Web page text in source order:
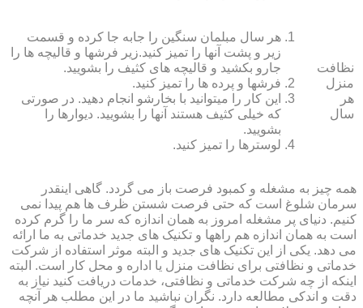
نظافت
منزل
هر
سال
هر سال مبلمان سنگین را جابه جا کرده و قسمت
زیر و پشت آنها را تمیز کنید.زیر فرش‏ها و قالیچه‏ ها را
جارو بکشید و قالیچه‏ های کثیف را بشویید.
فرش‏ها و پرده ‏ها را تمیز کنید.
این کار را می‏توانید با بخارشو انجام دهید. در صورتی
که خیلی کثیف هستند آنها را بشویید. دیوارها را
بشویید.
لوسترها را تمیز کنید.
همه چیز به مشغله و کمبود فرصت باز می گردد. گاهی اینقدر
سرمان شلوغ است که حتی فرصت شستن ظرف ها هم پیدا نمی
کنیم. دنیای پر مشغله امروز به همان اندازه که سر ما را گرم کرده
است به همان اندازه هم راهها و تکنیک های جدید خدماتی به ما ارائه
می دهد. یکی از این تکنیک های جدید و البته موثر استفاده از شرکت
خدماتی و نظافتی برای نظافت منزل یا اداره و محل کار است. البته
اینکه از چه شرکت خدماتی و نظافتی، خدمات دریافت کنید نیاز به
دقت و اندکی مطالعه دارد. نگران نباشید ما در این مطلب هر آنچه